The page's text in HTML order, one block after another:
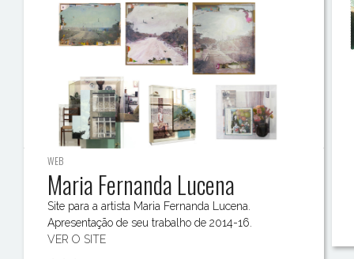
WEB
Maria Fernanda Lucena
Site para a artista Maria Fernanda Lucena.
Apresentação de seu trabalho de 2014-16.
VER O SITE